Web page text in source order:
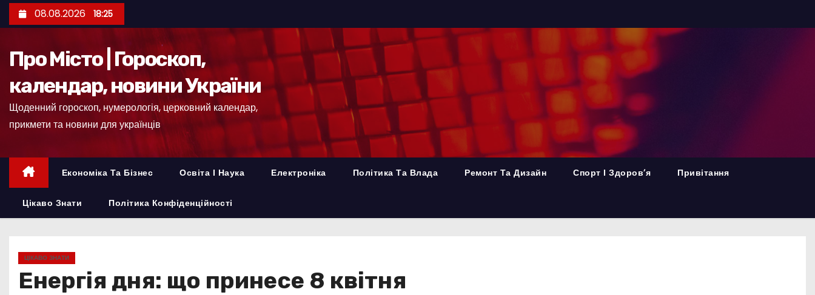
е
к
08.08.2026 18:25
Про Місто | Гороскоп,
календар, новини України
Щоденний гороскоп, нумерологія, церковний календар,
прикмети та новини для українців
Економіка Та Бізнес Освіта І Наука Електроніка Політика Та Влада Ремонт Та Дизайн Спорт І Здоров’я Привітання
Цікаво Знати Політика Конфіденційності
ЦІКАВО ЗНАТИ
Енергія дня: що принесе 8 квітня